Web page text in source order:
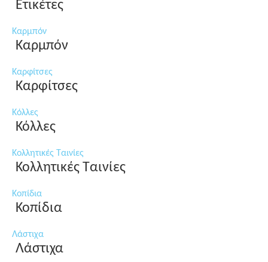
Ετικέτες
Καρμπόν
Καρμπόν
Καρφίτσες
Καρφίτσες
Κόλλες
Κόλλες
Κολλητικές Ταινίες
Κολλητικές Ταινίες
Κοπίδια
Κοπίδια
Λάστιχα
Λάστιχα